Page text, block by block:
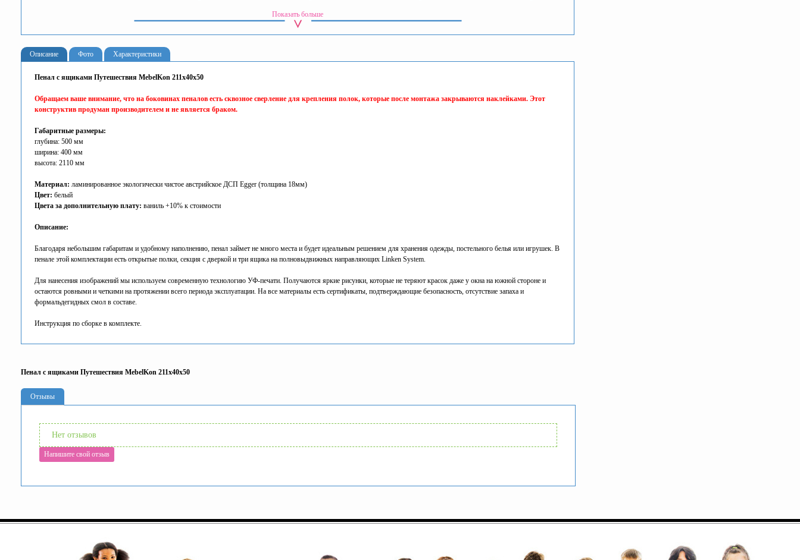
Показать больше
Описание Фото Характеристики
Пенал с ящиками Путешествия MebelKon 211x40x50
Обращаем ваше внимание, что на боковинах пеналов есть сквозное сверление для крепления полок, которые после монтажа закрываются наклейками. Этот
конструктив продуман производителем и не является браком.
Габаритные размеры:
глубина: 500 мм
ширина: 400 мм
высота: 2110 мм
Материал: ламинированное экологически чистое австрийское ДСП Egger (толщина 18мм)
Цвет: белый
Цвета за дополнительную плату: ваниль +10% к стоимости
Описание:
Благодаря небольшим габаритам и удобному наполнению, пенал займет не много места и будет идеальным решением для хранения одежды, постельного белья или игрушек. В
пенале этой комплектации есть открытые полки, секция с дверкой и три ящика на полновыдвижных направляющих Linken System.
Для нанесения изображений мы используем современную технологию УФ-печати. Получаются яркие рисунки, которые не теряют красок даже у окна на южной стороне и
остаются ровными и четкими на протяжении всего периода эксплуатации. На все материалы есть сертификаты, подтверждающие безопасность, отсутствие запаха и
формальдегидных смол в составе.
Инструкция по сборке в комплекте.
Пенал с ящиками Путешествия MebelKon 211x40x50
Отзывы
Нет отзывов
Напишите свой отзыв